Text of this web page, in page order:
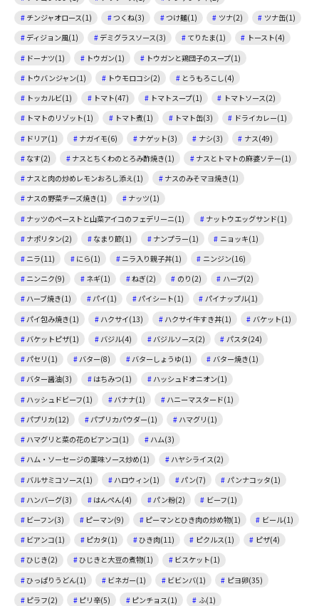
チンジャオロース(1)
つくね(3) つけ麺(1) ツナ(2)
ツナ缶(1)
ディジョン風(1)
デミグラスソース(3) てりたま(1)
トースト(4)
ドーナツ(1)
トウガン(1)
トウガンと鶏団子のスープ(1)
トウバンジャン(1)
トウモロコシ(2)
とうもろこし(4)
トッカルビ(1)
トマト(47) トマトスープ(1)
トマトソース(2)
トマトのリゾット(1)
トマト煮(1) トマト缶(3)
ドライカレー(1)
ドリア(1)
ナガイモ(6) ナゲット(3) ナシ(3)
ナス(49)
なす(2)
ナスとちくわのとろみ酢焼き(1)
ナスとトマトの麻婆ソテー(1)
ナスと肉の炒めレモンおろし添え(1)
ナスのみそマヨ焼き(1)
ナスの野菜チーズ焼き(1)
ナッツ(1)
ナッツのペーストと山菜アイコのフェデリーニ(1)
ナットウエッグサンド(1)
ナポリタン(2)
なまり節(1) ナンプラー(1)
ニョッキ(1)
ニラ(11)
にら(1) ニラ入り親子丼(1)
ニンジン(16)
ニンニク(9)
ネギ(1) ねぎ(2) のり(2)
ハーブ(2)
ハーブ焼き(1)
パイ(1) パイシート(1)
パイナップル(1)
パイ包み焼き(1)
ハクサイ(13) ハクサイ牛すき丼(1)
バケット(1)
バケットピザ(1)
バジル(4) バジルソース(2)
パスタ(24)
パセリ(1)
バター(8) バターしょうゆ(1)
バター焼き(1)
バター醤油(3)
はちみつ(1)
ハッシュドオニオン(1)
ハッシュドビーフ(1)
バナナ(1)
ハニーマスタード(1)
パプリカ(12)
パプリカパウダー(1)
ハマグリ(1)
ハマグリと菜の花のビアンコ(1)
ハム(3)
ハム・ソーセージの薬味ソース炒め(1)
ハヤシライス(2)
バルサミコソース(1)
ハロウィン(1) パン(7)
パンナコッタ(1)
ハンバーグ(3)
はんぺん(4) パン粉(2)
ビーフ(1)
ビーフン(3)
ピーマン(9) ピーマンとひき肉の炒め物(1)
ビール(1)
ビアンコ(1)
ピカタ(1) ひき肉(11) ピクルス(1)
ピザ(4)
ひじき(2)
ひじきと大豆の煮物(1)
ビスケット(1)
ひっぱりうどん(1)
ビネガー(1) ビビンバ(1)
ピヨ卵(35)
ピラフ(2)
ピリ辛(5) ピンチョス(1)
ふ(1)